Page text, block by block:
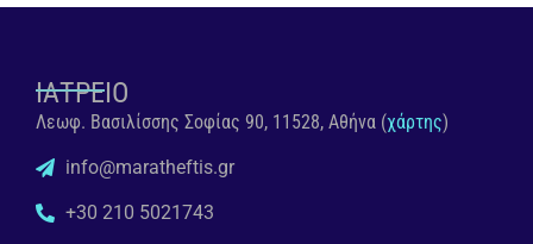
ΙΑΤΡΕΙΟ
Λεωφ. Βασιλίσσης Σοφίας 90, 11528, Αθήνα (χάρτης)
info@maratheftis.gr
+30 210 5021743